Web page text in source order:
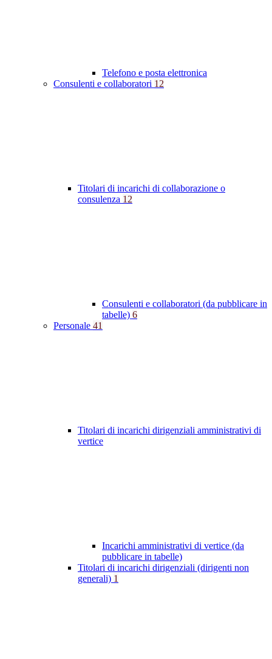
Telefono e posta elettronica
Consulenti e collaboratori 12
Titolari di incarichi di collaborazione o
consulenza 12
Consulenti e collaboratori (da pubblicare in
tabelle) 6
Personale 41
Titolari di incarichi dirigenziali amministrativi di
vertice
Incarichi amministrativi di vertice (da
pubblicare in tabelle)
Titolari di incarichi dirigenziali (dirigenti non
generali) 1